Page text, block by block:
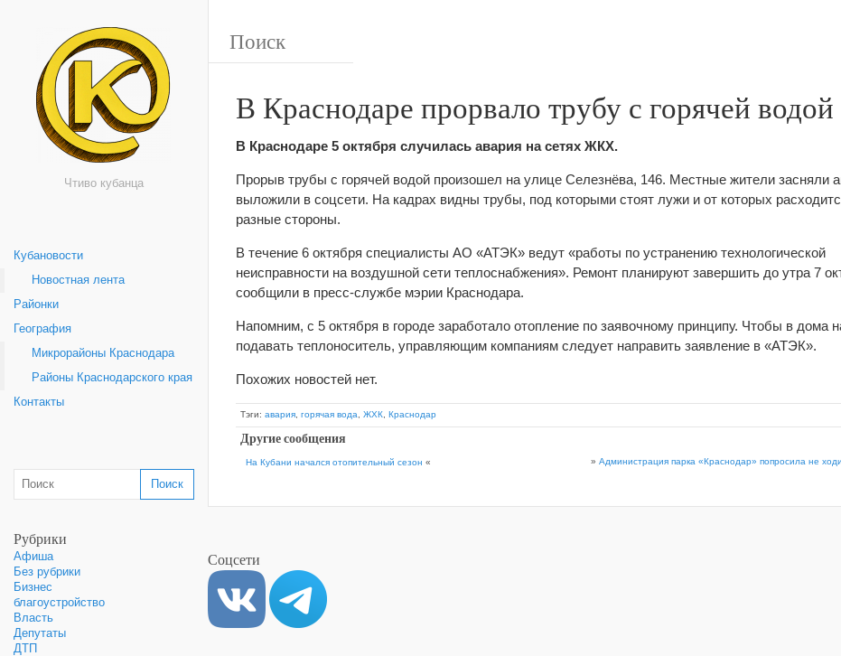
Чтиво кубанца
Кубановости
Новостная лента
Районки
География
Микрорайоны Краснодара
Районы Краснодарского края
Контакты
Рубрики
Афиша
Без рубрики
Бизнес
благоустройство
Власть
Депутаты
ДТП
В Краснодаре прорвало трубу с горячей водой
В Краснодаре 5 октября случилась авария на сетях ЖКХ.
Прорыв трубы с горячей водой произошел на улице Селезнёва, 146. Местные жители засняли
выложили в соцсети. На кадрах видны трубы, под которыми стоят лужи и от которых
разные стороны.
В течение 6 октября специалисты АО «АТЭК» ведут «работы по устранению технологической
неисправности на воздушной сети теплоснабжения». Ремонт планируют завершить до утра 7
сообщили в пресс-службе мэрии Краснодара.
Напомним, с 5 октября в городе заработало отопление по заявочному принципу. Чтобы в дома
подавать теплоноситель, управляющим компаниям следует направить заявление в «АТЭК».
Похожих новостей нет.
Тэги: авария горячая вода ЖХК Краснодар
Другие сообщения
На Кубани начался отопительный сезон « » Администрация парка «Краснодар» попросила не
Соцсети